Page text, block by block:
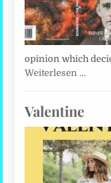
opinion which
Weiterlesen …
Valentine